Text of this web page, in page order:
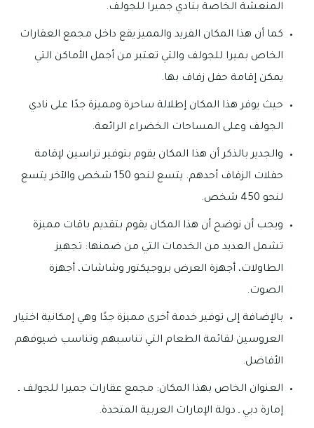
المنعشة الخاصة بنادي جميرا للجولف.
كما أن هذا المكان الفريد والمميز يقع داخل مجمع العقارات
الخاص بميرا للجولف والتي تعتبر من أجمل الأماكن التي
يمكن إقامة حفل زفاف بها.
حيث يوفر هذا المكان إطلالة ساحرة ومميزة جدًا على نادي
الجولف وعلى المساحات الخضراء الرائعة.
والجدير بالذكر أن هذا المكان يقوم بتوفير تراسين لإقامة
حفلات الزفاف أحدهم. يتسع لنحو 150 شخص والآخر يتسع
لنحو 450 شخص.
ويجب أن نوضح أن هذا المكان يقوم بتقديم باقات مميزة
تشمل العديد من الخدمات التي من ضمنها: تجهيز
الطاولات، أجهزة العرض بروجيكتور وشاشات، أجهزة
الصوت.
بالإضافة إلى توفير خدمة أخرى مميزة جدًا وهي إمكانية اختيار
العروسين لقائمة الطعام التي تناسبهم وتناسب ضيوفهم
الأفاضل.
العنوان الخاص بهذا المكان: مجمع عقارات جميرا للجولف ـ
إمارة دبي ـ دولة الإمارات العربية المتحدة.